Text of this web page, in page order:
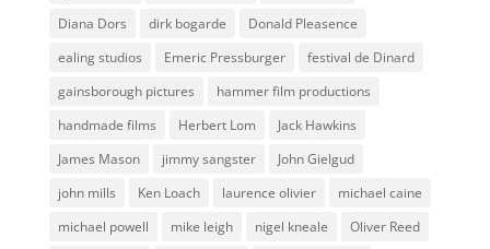
Diana Dors
dirk bogarde
Donald Pleasence
ealing studios
Emeric Pressburger
festival de Dinard
gainsborough pictures
hammer film productions
handmade films
Herbert Lom
Jack Hawkins
James Mason
jimmy sangster
John Gielgud
john mills
Ken Loach laurence olivier
michael caine
michael powell
mike leigh nigel kneale
Oliver Reed